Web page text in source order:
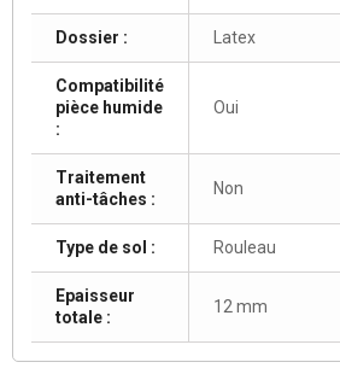
Dossier : Latex
Compatibilité
pièce humide
:
Oui
Traitement
anti-tâches :
Non
Type de sol : Rouleau
Epaisseur
totale :
12 mm